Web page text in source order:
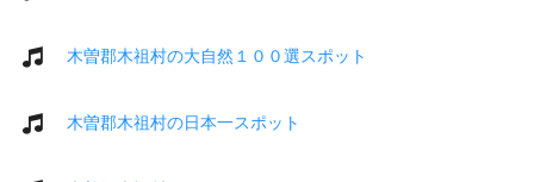
木曽郡木祖村の大自然１００選スポット
木曽郡木祖村の日本一スポット